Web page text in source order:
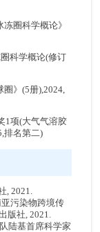
圈科学概论》
科学概论(修订
》(5册),2024,
1项(大气气溶胶
排名第二)
, 2021.
污染物跨境传
版社, 2021.
陆基首席科学家